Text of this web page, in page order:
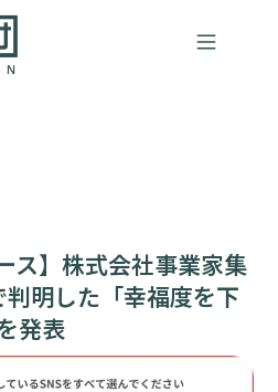
ス】株式会社事業家集
明した「幸福度を下
発表